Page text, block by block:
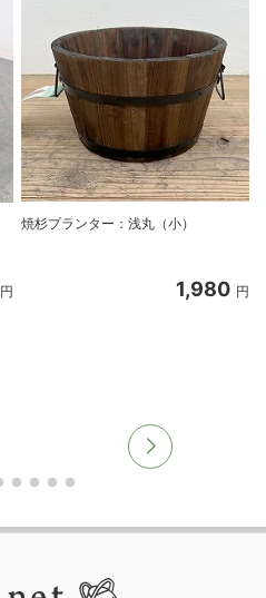
円
焼杉プランター：浅丸（小）
1,980 円